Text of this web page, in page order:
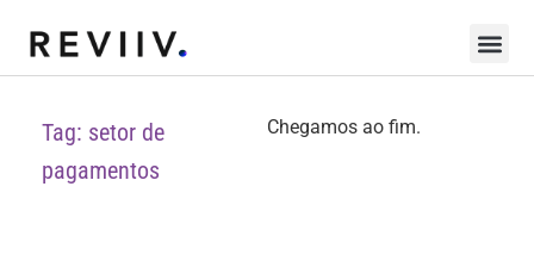
Tag: setor de
pagamentos
Chegamos ao fim.